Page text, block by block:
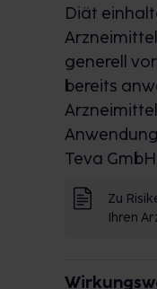
Diät
generell
bereits
Teva
Zu
Ihren